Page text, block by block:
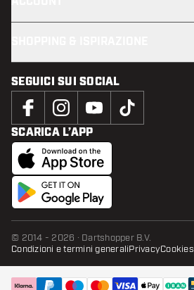
SEGUICI SUI SOCIAL
SCARICA L’APP
© 2014 - 2026 · Dartshopper B.V.
Condizioni e termini generaliPrivacyCookies